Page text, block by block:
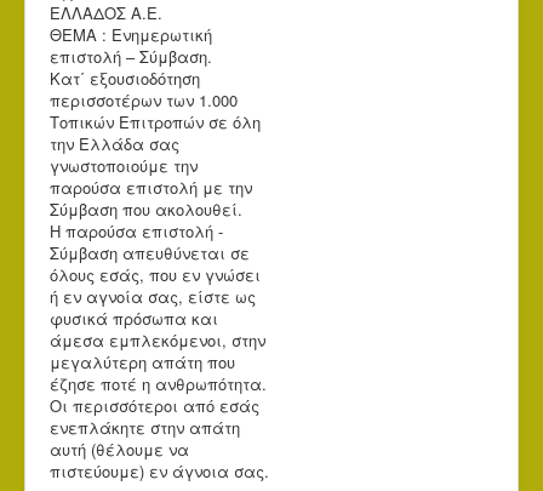
ΕΛΛΑΔΟΣ Α.Ε.
ΘΕΜΑ : Ενημερωτική
επιστολή – Σύμβαση.
Κατ΄ εξουσιοδότηση
περισσοτέρων των 1.000
Τοπικών Επιτροπών σε όλη
την Ελλάδα σας
γνωστοποιούμε την
παρούσα επιστολή με την
Σύμβαση που ακολουθεί.
Η παρούσα επιστολή -
Σύμβαση απευθύνεται σε
όλους εσάς, που εν γνώσει
ή εν αγνοία σας, είστε ως
φυσικά πρόσωπα και
άμεσα εμπλεκόμενοι, στην
μεγαλύτερη απάτη που
έζησε ποτέ η ανθρωπότητα.
Οι περισσότεροι από εσάς
ενεπλάκητε στην απάτη
αυτή (θέλουμε να
πιστεύουμε) εν άγνοια σας.